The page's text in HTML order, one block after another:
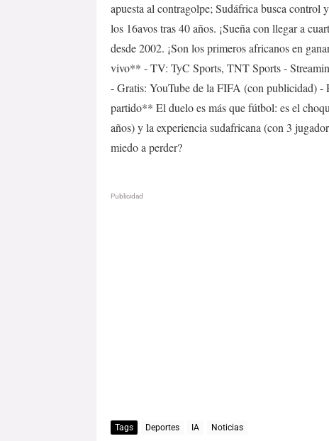
apuesta al contragolpe; Sudáfrica busca
los 16avos tras 40 años. ¡Sueña con llegar a
desde 2002. ¡Son los primeros africanos en
vivo** - TV: TyC Sports, TNT Sports -
- Gratis: YouTube de la FIFA (con publicidad)
partido** El duelo es más que fútbol: es el
años) y la experiencia sudafricana (con 3
miedo a perder?
Publicidad
Tags Deportes IA Noticias